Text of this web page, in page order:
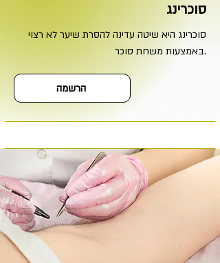
סוכרינג
סוכרינג היא שיטה עדינה להסרת שיער לא רצוי
באמצעות משחת סוכר.
הרשמה